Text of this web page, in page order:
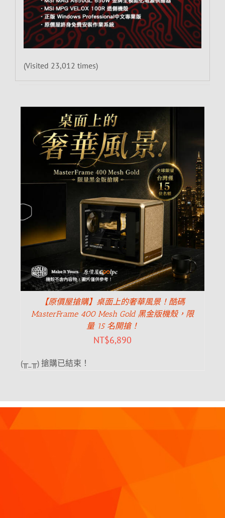
(Visited 23,012 times)
【原價屋搶購】桌面上的奢華風景！酷碼
MasterFrame 400 Mesh Gold 黑金版機殼，限
量 15 名開搶！
NT$6,890
(╥_╥) 搶購已結束！